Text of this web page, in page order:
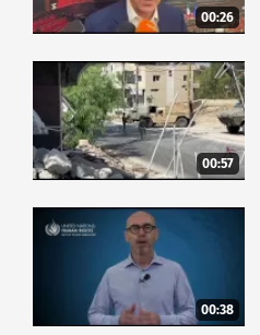
00:26
00:57
00:38